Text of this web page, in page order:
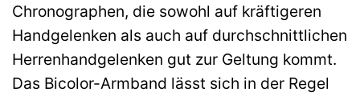
Chronographen, die sowohl auf kräftigeren
Handgelenken als auch auf durchschnittlichen
Herrenhandgelenken gut zur Geltung kommt.
Das Bicolor-Armband lässt sich in der Regel